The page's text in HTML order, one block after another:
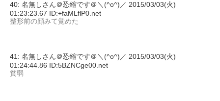
40: 名無しさん＠恐縮です＠＼(^o^)／ 2015/03/03(火)
01:23:23.67 ID:+faMLflP0.net
整形前の顔みて覚めた
41: 名無しさん＠恐縮です＠＼(^o^)／ 2015/03/03(火)
01:24:44.86 ID:5BZNCge00.net
貧弱